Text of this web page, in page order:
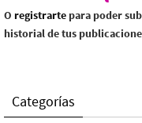
O registrarte para poder
historial de tus
Categorías